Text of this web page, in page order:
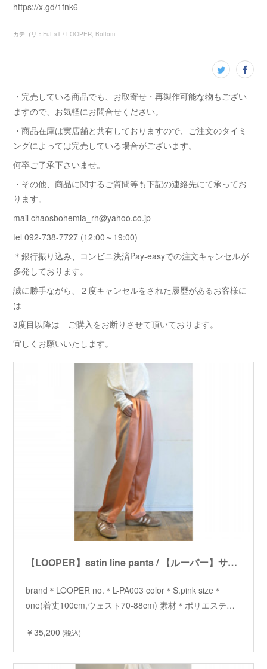
https://x.gd/1fnk6
カテゴリ ： FuLaT / LOOPER Bottom
・完売している商品でも、お取寄せ・再製作可能な物もござい
ますので、お気軽にお問合せください。
・商品在庫は実店舗と共有しておりますので、ご注文のタイミ
ングによっては完売している場合がございます。
何卒ご了承下さいませ。
・その他、商品に関するご質問等も下記の連絡先にて承ってお
ります。
mail chaosbohemia_rh@yahoo.co.jp
tel 092-738-7727 (12:00～19:00)
＊銀行振り込み、コンビニ決済Pay-easyでの注文キャンセルが
多発しております。
誠に勝手ながら、２度キャンセルをされた履歴があるお客様に
は
3度目以降は ご購入をお断りさせて頂いております。
宜しくお願いいたします。
【LOOPER】satin line pants / 【ルーパー】サテンラインパンツ
brand＊LOOPER no.＊L-PA003 color＊S.pink size＊
one(着丈100cm,ウェスト70-88cm) 素材＊ポリエステ…
￥35,200 (税込)